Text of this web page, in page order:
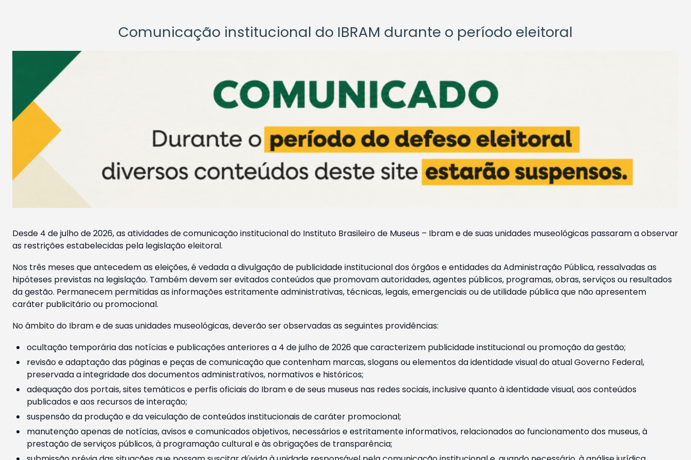
Comunicação institucional do IBRAM durante o período eleitoral
Desde 4 de julho de 2026, as atividades de comunicação institucional do Instituto Brasileiro de Museus – Ibram e de suas unidades museológicas passaram a observar
as restrições estabelecidas pela legislação eleitoral.
Nos três meses que antecedem as eleições, é vedada a divulgação de publicidade institucional dos órgãos e entidades da Administração Pública, ressalvadas as
hipóteses previstas na legislação. Também devem ser evitados conteúdos que promovam autoridades, agentes públicos, programas, obras, serviços ou resultados
da gestão. Permanecem permitidas as informações estritamente administrativas, técnicas, legais, emergenciais ou de utilidade pública que não apresentem
caráter publicitário ou promocional.
No âmbito do Ibram e de suas unidades museológicas, deverão ser observadas as seguintes providências:
ocultação temporária das notícias e publicações anteriores a 4 de julho de 2026 que caracterizem publicidade institucional ou promoção da gestão;
revisão e adaptação das páginas e peças de comunicação que contenham marcas, slogans ou elementos da identidade visual do atual Governo Federal,
preservada a integridade dos documentos administrativos, normativos e históricos;
adequação dos portais, sites temáticos e perfis oficiais do Ibram e de seus museus nas redes sociais, inclusive quanto à identidade visual, aos conteúdos
publicados e aos recursos de interação;
suspensão da produção e da veiculação de conteúdos institucionais de caráter promocional;
manutenção apenas de notícias, avisos e comunicados objetivos, necessários e estritamente informativos, relacionados ao funcionamento dos museus, à
prestação de serviços públicos, à programação cultural e às obrigações de transparência;